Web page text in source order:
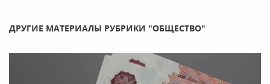
ДРУГИЕ МАТЕРИАЛЫ РУБРИКИ "ОБЩЕСТВО"